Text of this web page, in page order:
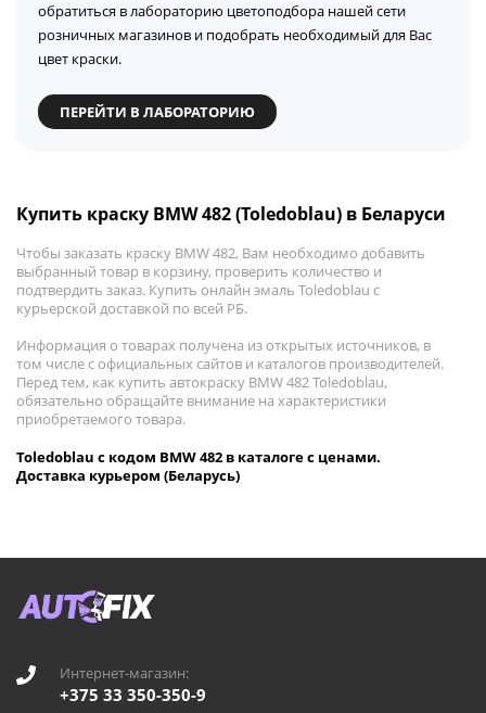
обратиться в лабораторию цветоподбора нашей сети
розничных магазинов и подобрать необходимый для Вас
цвет краски.
ПЕРЕЙТИ В ЛАБОРАТОРИЮ
Купить краску BMW 482 (Toledoblau) в Беларуси
Чтобы заказать краску BMW 482, Вам необходимо добавить
выбранный товар в корзину, проверить количество и
подтвердить заказ. Купить онлайн эмаль Toledoblau с
курьерской доставкой по всей РБ.
Информация о товарах получена из открытых источников, в
том числе с официальных сайтов и каталогов производителей.
Перед тем, как купить автокраску BMW 482 Toledoblau,
обязательно обращайте внимание на характеристики
приобретаемого товара.
Toledoblau с кодом BMW 482 в каталоге с ценами.
Доставка курьером (Беларусь)
Интернет-магазин:
+375 33 350-350-9